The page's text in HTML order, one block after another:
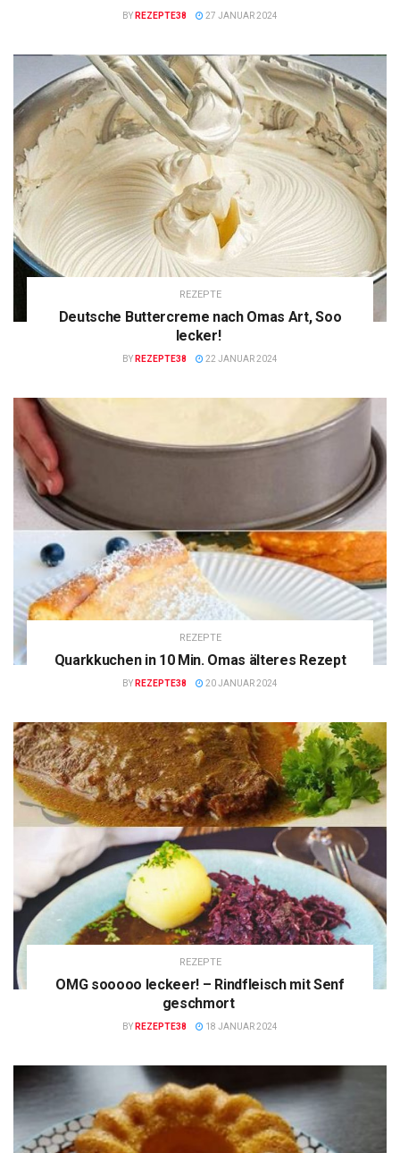
BY REZEPTE38 27 JANUAR 2024
REZEPTE
Deutsche Buttercreme nach Omas Art, Soo
lecker!
BY REZEPTE38 22 JANUAR 2024
REZEPTE
Quarkkuchen in 10 Min. Omas älteres Rezept
BY REZEPTE38 20 JANUAR 2024
REZEPTE
OMG sooooo leckeer! – Rindfleisch mit Senf
geschmort
BY REZEPTE38 18 JANUAR 2024